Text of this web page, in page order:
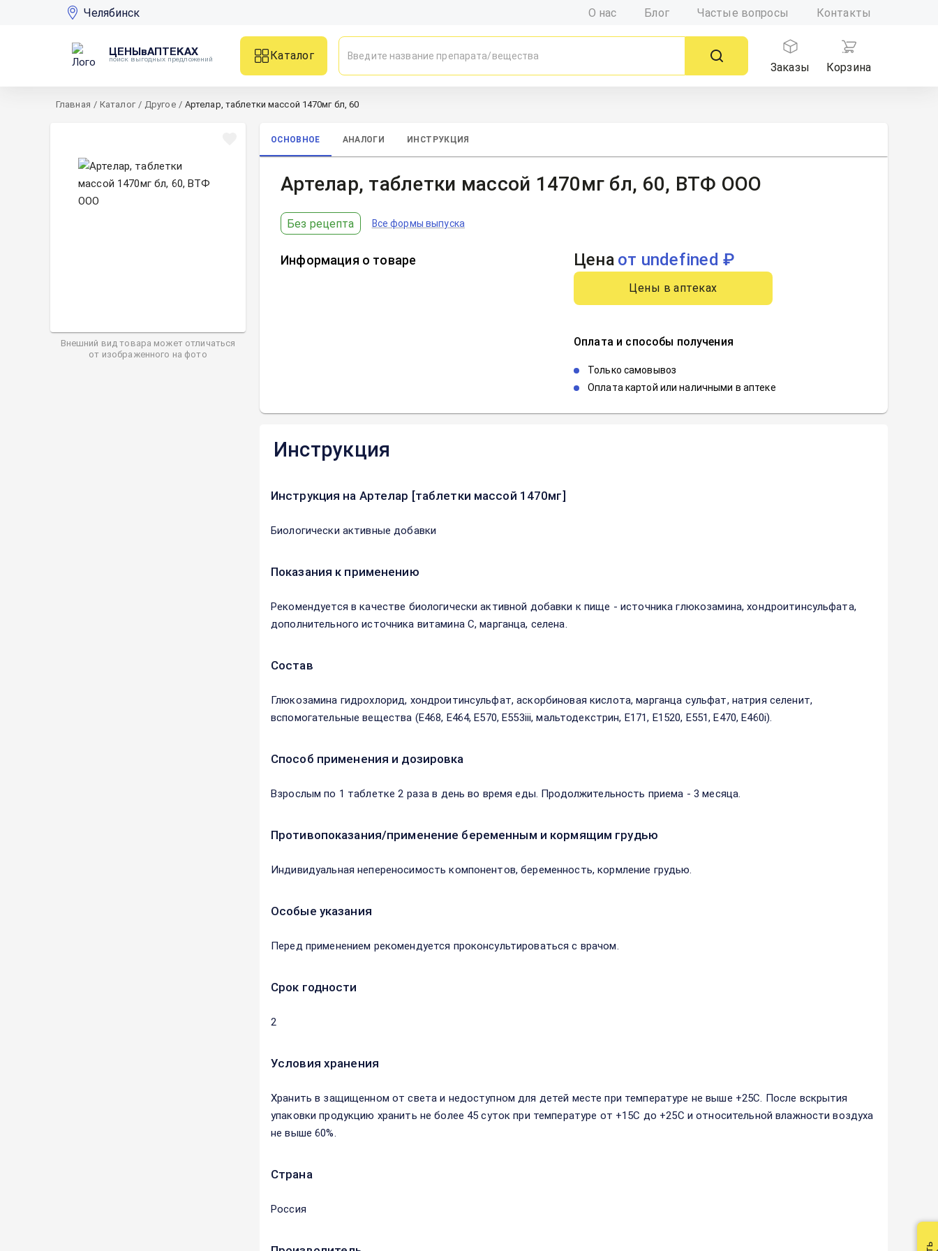
Челябинск О нас Блог Частые вопросы Контакты
ЦЕНЫвАПТЕКАХ
поиск выгодных предложений
Каталог
Заказы
Корзина
Главная / Каталог / Другое / Артелар, таблетки массой 1470мг бл, 60
Внешний вид товара может отличаться
от изображенного на фото
ОСНОВНОЕ АНАЛОГИ ИНСТРУКЦИЯ
Артелар, таблетки массой 1470мг бл, 60, ВТФ ООО
Без рецепта Все формы выпуска
Информация о товаре Цена от undefined ₽
Цены в аптеках
Оплата и способы получения
Только самовывоз
Оплата картой или наличными в аптеке
Инструкция
Инструкция на Артелар [таблетки массой 1470мг]
Биологически активные добавки
Показания к применению
Рекомендуется в качестве биологически активной добавки к пище - источника глюкозамина, хондроитинсульфата,
дополнительного источника витамина С, марганца, селена.
Состав
Глюкозамина гидрохлорид, хондроитинсульфат, аскорбиновая кислота, марганца сульфат, натрия селенит,
вспомогательные вещества (Е468, Е464, Е570, Е553iii, мальтодекстрин, Е171, Е1520, Е551, Е470, Е460i).
Способ применения и дозировка
Взрослым по 1 таблетке 2 раза в день во время еды. Продолжительность приема - 3 месяца.
Противопоказания/применение беременным и кормящим грудью
Индивидуальная непереносимость компонентов, беременность, кормление грудью.
Особые указания
Перед применением рекомендуется проконсультироваться с врачом.
Срок годности
2
Условия хранения
Хранить в защищенном от света и недоступном для детей месте при температуре не выше +25С. После вскрытия
упаковки продукцию хранить не более 45 суток при температуре от +15С до +25С и относительной влажности воздуха
не выше 60%.
Страна
Россия